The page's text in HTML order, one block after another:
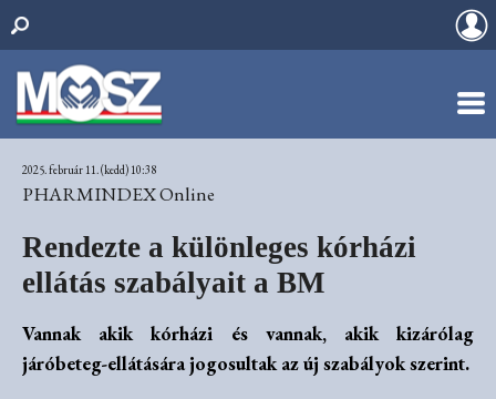
2025. február 11. (kedd) 10:38
PHARMINDEX Online
Rendezte a különleges kórházi
ellátás szabályait a BM
Vannak akik kórházi és vannak, akik kizárólag
járóbeteg-ellátására jogosultak az új szabályok szerint.